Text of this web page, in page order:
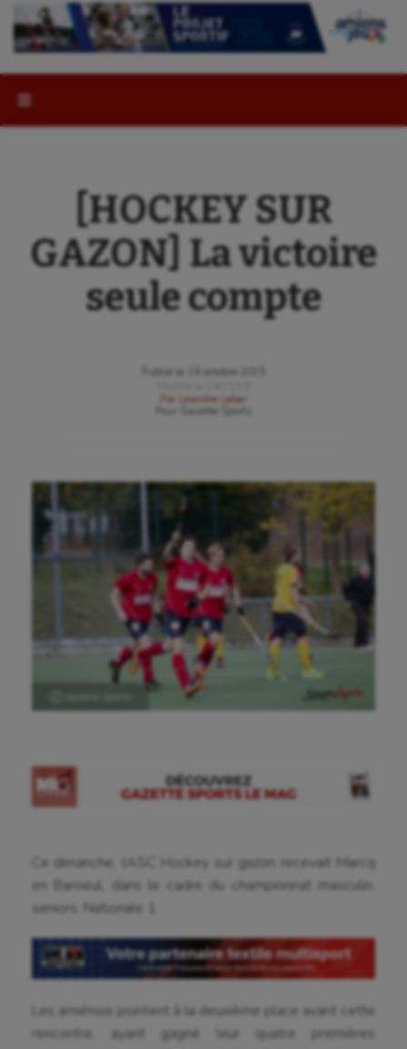
[HOCKEY SUR
GAZON] La victoire
seule compte
Publié le
19 octobre 2015
Par
Leandre Leber
Gazette Sports
Ce dimanche, l’ASC Hockey sur gazon recevait Marcq
en Baroeul, dans le cadre du championnat masculin,
seniors, Nationale 1.
Les amiénois pointent à la deuxième place avant cette
rencontre, ayant gagné leur quatre premières